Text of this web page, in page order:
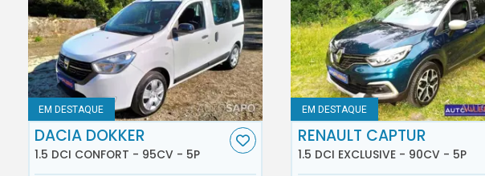
EM DESTAQUE
DACIA DOKKER
1.5 DCI CONFORT - 95CV - 5P
EM DESTAQUE
RENAULT CAPTUR
1.5 DCI EXCLUSIVE - 90CV - 5P